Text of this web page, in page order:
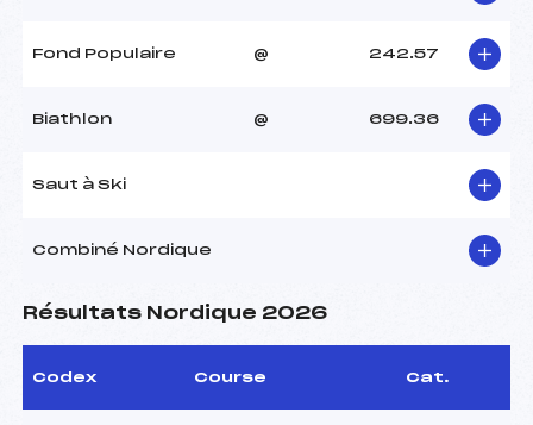
Fond Populaire @ 242.57
Biathlon @ 699.36
Saut à Ski
Combiné Nordique
Résultats Nordique 2026
Codex Course Cat.